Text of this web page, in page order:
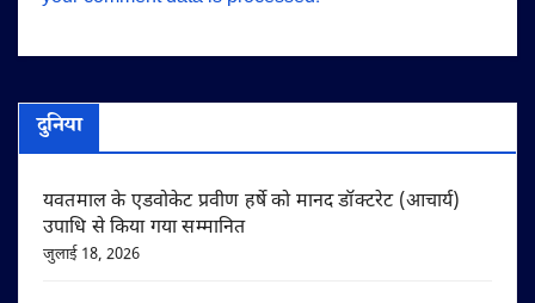
दुनिया
यवतमाल के एडवोकेट प्रवीण हर्षे को मानद डॉक्टरेट (आचार्य)
उपाधि से किया गया सम्मानित
जुलाई 18, 2026